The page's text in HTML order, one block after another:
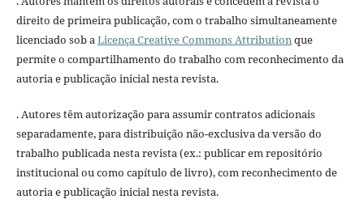
direito de primeira publicação, com o trabalho simultaneamente
licenciado sob a Licença Creative Commons Attribution que
permite o compartilhamento do trabalho com reconhecimento da
autoria e publicação inicial nesta revista.
. Autores têm autorização para assumir contratos adicionais
separadamente, para distribuição não-exclusiva da versão do
trabalho publicada nesta revista (ex.: publicar em repositório
institucional ou como capítulo de livro), com reconhecimento de
autoria e publicação inicial nesta revista.